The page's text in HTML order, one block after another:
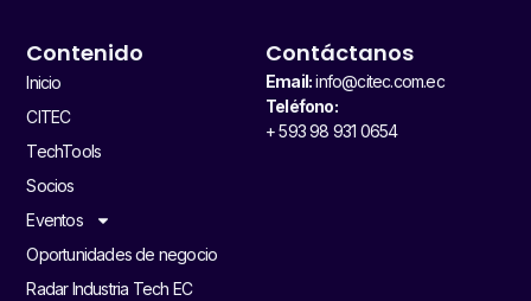
Contenido
Inicio
CITEC
TechTools
Socios
Eventos
Oportunidades de negocio
Radar Industria Tech EC
Contáctanos
Email:info@citec.com.ec
Teléfono:
+ 593 98 931 0654